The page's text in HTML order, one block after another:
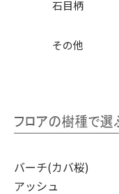
石目柄
その他
バーチ(カバ桜)
アッシュ